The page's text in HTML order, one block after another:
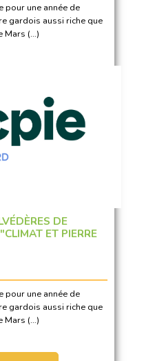
pour une année de
gardois aussi riche que
Mars (…)
DE
ET PIERRE
pour une année de
gardois aussi riche que
Mars (…)